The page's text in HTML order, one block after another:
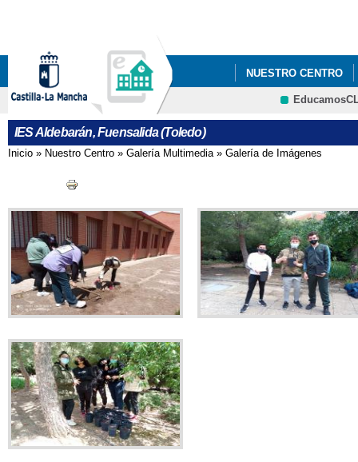
NUESTRO CENTRO
EDUCACIÓN SOCIAL
IES Aldebarán, Fuensalida (Toledo)
Se encuentra usted aquí
Inicio » Nuestro Centro » Galería Multimedia» Galería de Imágenes